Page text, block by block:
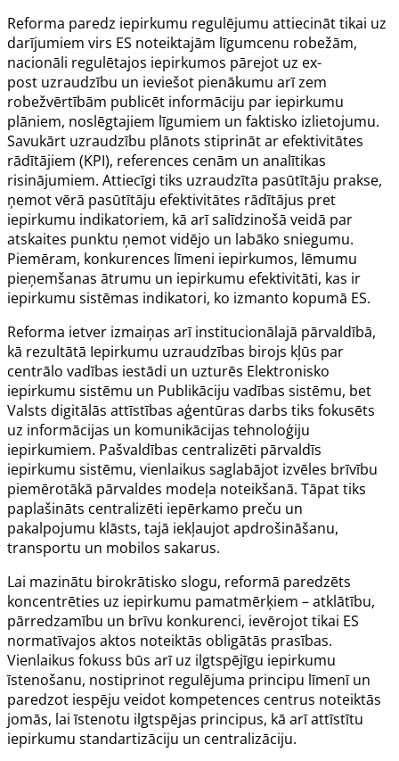
Reforma paredz iepirkumu regulējumu attiecināt tikai uz
darījumiem virs ES noteiktajām līgumcenu robežām,
nacionāli regulētajos iepirkumos pārejot uz ex-
post uzraudzību un ieviešot pienākumu arī zem
robežvērtībām publicēt informāciju par iepirkumu
plāniem, noslēgtajiem līgumiem un faktisko izlietojumu.
Savukārt uzraudzību plānots stiprināt ar efektivitātes
rādītājiem (KPI), references cenām un analītikas
risinājumiem. Attiecīgi tiks uzraudzīta pasūtītāju prakse,
ņemot vērā pasūtītāju efektivitātes rādītājus pret
iepirkumu indikatoriem, kā arī salīdzinošā veidā par
atskaites punktu ņemot vidējo un labāko sniegumu.
Piemēram, konkurences līmeni iepirkumos, lēmumu
pieņemšanas ātrumu un iepirkumu efektivitāti, kas ir
iepirkumu sistēmas indikatori, ko izmanto kopumā ES.
Reforma ietver izmaiņas arī institucionālajā pārvaldībā,
kā rezultātā Iepirkumu uzraudzības birojs kļūs par
centrālo vadības iestādi un uzturēs Elektronisko
iepirkumu sistēmu un Publikāciju vadības sistēmu, bet
Valsts digitālās attīstības aģentūras darbs tiks fokusēts
uz informācijas un komunikācijas tehnoloģiju
iepirkumiem. Pašvaldības centralizēti pārvaldīs
iepirkumu sistēmu, vienlaikus saglabājot izvēles brīvību
piemērotākā pārvaldes modeļa noteikšanā. Tāpat tiks
paplašināts centralizēti iepērkamo preču un
pakalpojumu klāsts, tajā iekļaujot apdrošināšanu,
transportu un mobilos sakarus.
Lai mazinātu birokrātisko slogu, reformā paredzēts
koncentrēties uz iepirkumu pamatmērķiem – atklātību,
pārredzamību un brīvu konkurenci, ievērojot tikai ES
normatīvajos aktos noteiktās obligātās prasības.
Vienlaikus fokuss būs arī uz ilgtspējīgu iepirkumu
īstenošanu, nostiprinot regulējuma principu līmenī un
paredzot iespēju veidot kompetences centrus noteiktās
jomās, lai īstenotu ilgtspējas principus, kā arī attīstītu
iepirkumu standartizāciju un centralizāciju.